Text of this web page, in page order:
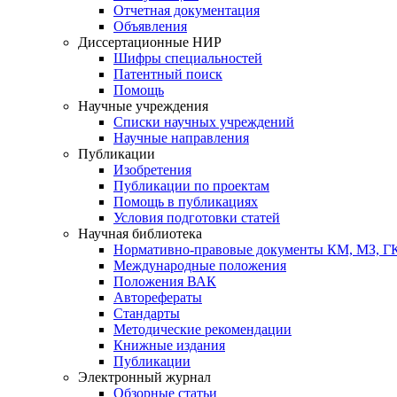
Отчетная документация
Объявления
Диссертационные НИР
Шифры специальностей
Патентный поиск
Помощь
Научные учреждения
Списки научных учреждений
Научные направления
Публикации
Изобретения
Публикации по проектам
Помощь в публикациях
Условия подготовки статей
Научная библиотека
Нормативно-правовые документы КМ, МЗ,
Международные положения
Положения ВАК
Авторефераты
Стандарты
Методические рекомендации
Книжные издания
Публикации
Электронный журнал
Обзорные статьи